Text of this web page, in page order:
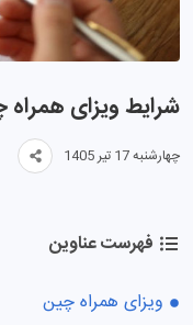
شرایط ویزای
چهارشنبه 17 تیر 1405
فهرست عناوین
ویزای همراه چین